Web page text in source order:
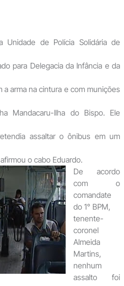
Unidade de Polícia Solidária de
para Delegacia da Infância e da
arma na cintura e com munições
Mandacaru-Ilha do Bispo. Ele
assaltar o ônibus em um
o cabo Eduardo.
De acordo
com o
comandate
do 1° BPM,
tenente-
coronel
Almeida
Martins,
nenhum
assalto foi